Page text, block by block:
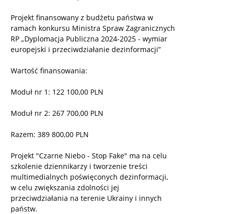
Projekt finansowany z budżetu państwa w
ramach konkursu Ministra Spraw Zagranicznych
RP „Dyplomacja Publiczna 2024-2025 - wymiar
europejski i przeciwdziałanie dezinformacji”
Wartość finansowania:
Moduł nr 1: 122 100,00 PLN
Moduł nr 2: 267 700,00 PLN
Razem: 389 800,00 PLN
Projekt "Czarne Niebo - Stop Fake" ma na celu
szkolenie dziennikarzy i tworzenie treści
multimedialnych poświęconych dezinformacji,
w celu zwiększania zdolności jej
przeciwdziałania na terenie Ukrainy i innych
państw.